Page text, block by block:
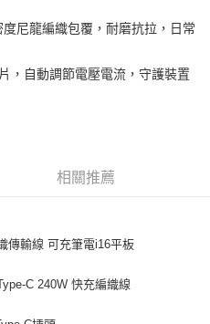
運費
運費
運費
尼龍編織包覆，耐磨抗拉，日常
，自動調節電壓電流，守護裝置
相關推薦
傳輸線 可充筆電i16平板
C 240W 快充編織線